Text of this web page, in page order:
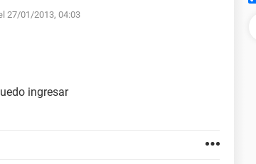
27/01/2013, 04:03
ingresar